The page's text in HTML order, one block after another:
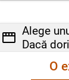
rămas la
Alege
Dacă
O